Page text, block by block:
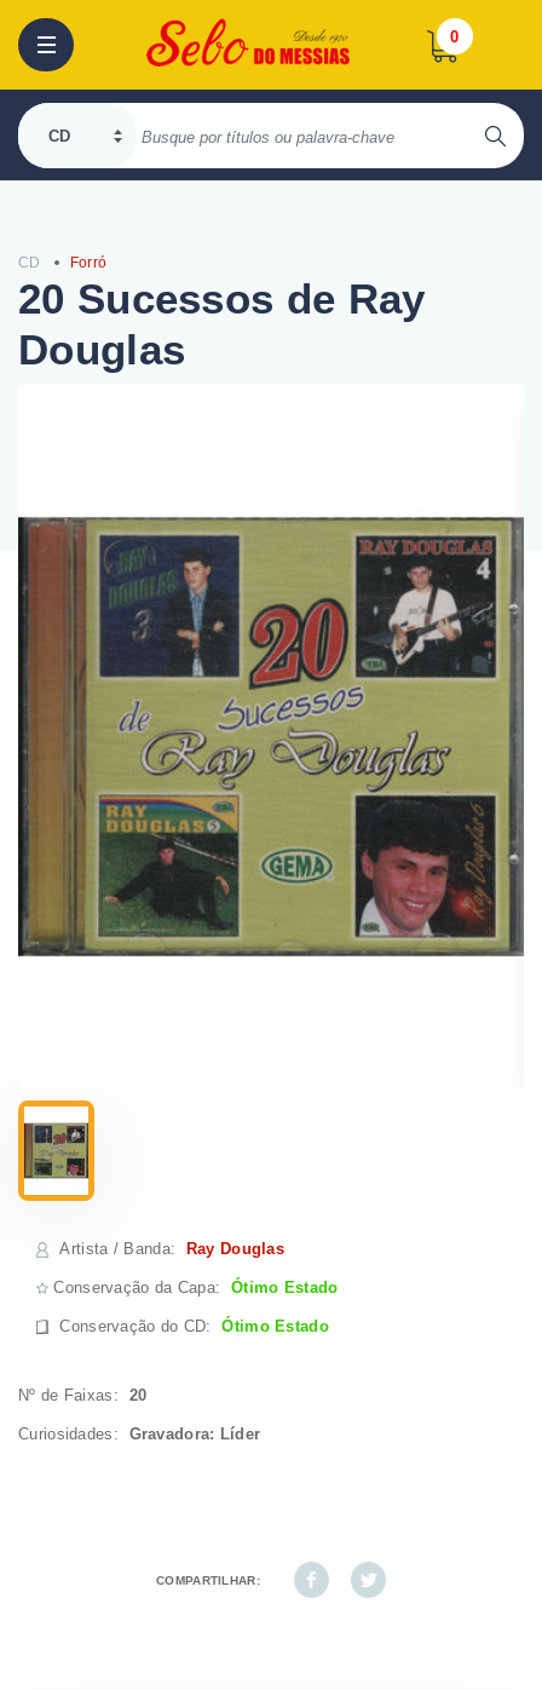
0
CD Forró
20 Sucessos de Ray
Douglas
Artista / Banda: Ray Douglas
Conservação da Capa: Ótimo Estado
Conservação do CD:Ótimo Estado
Nº de Faixas: 20
Curiosidades: Gravadora: Líder
COMPARTILHAR: